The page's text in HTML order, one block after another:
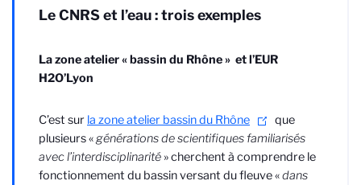
Le CNRS et l’eau : trois exemples
La zone atelier « bassin du Rhône » et l’EUR
H2O’Lyon
C’est sur la zone atelier bassin du Rhône
que
plusieurs «générations de scientifiques familiarisés
avec l’interdisciplinarité » cherchent à comprendre le
fonctionnement du bassin versant du fleuve «dans